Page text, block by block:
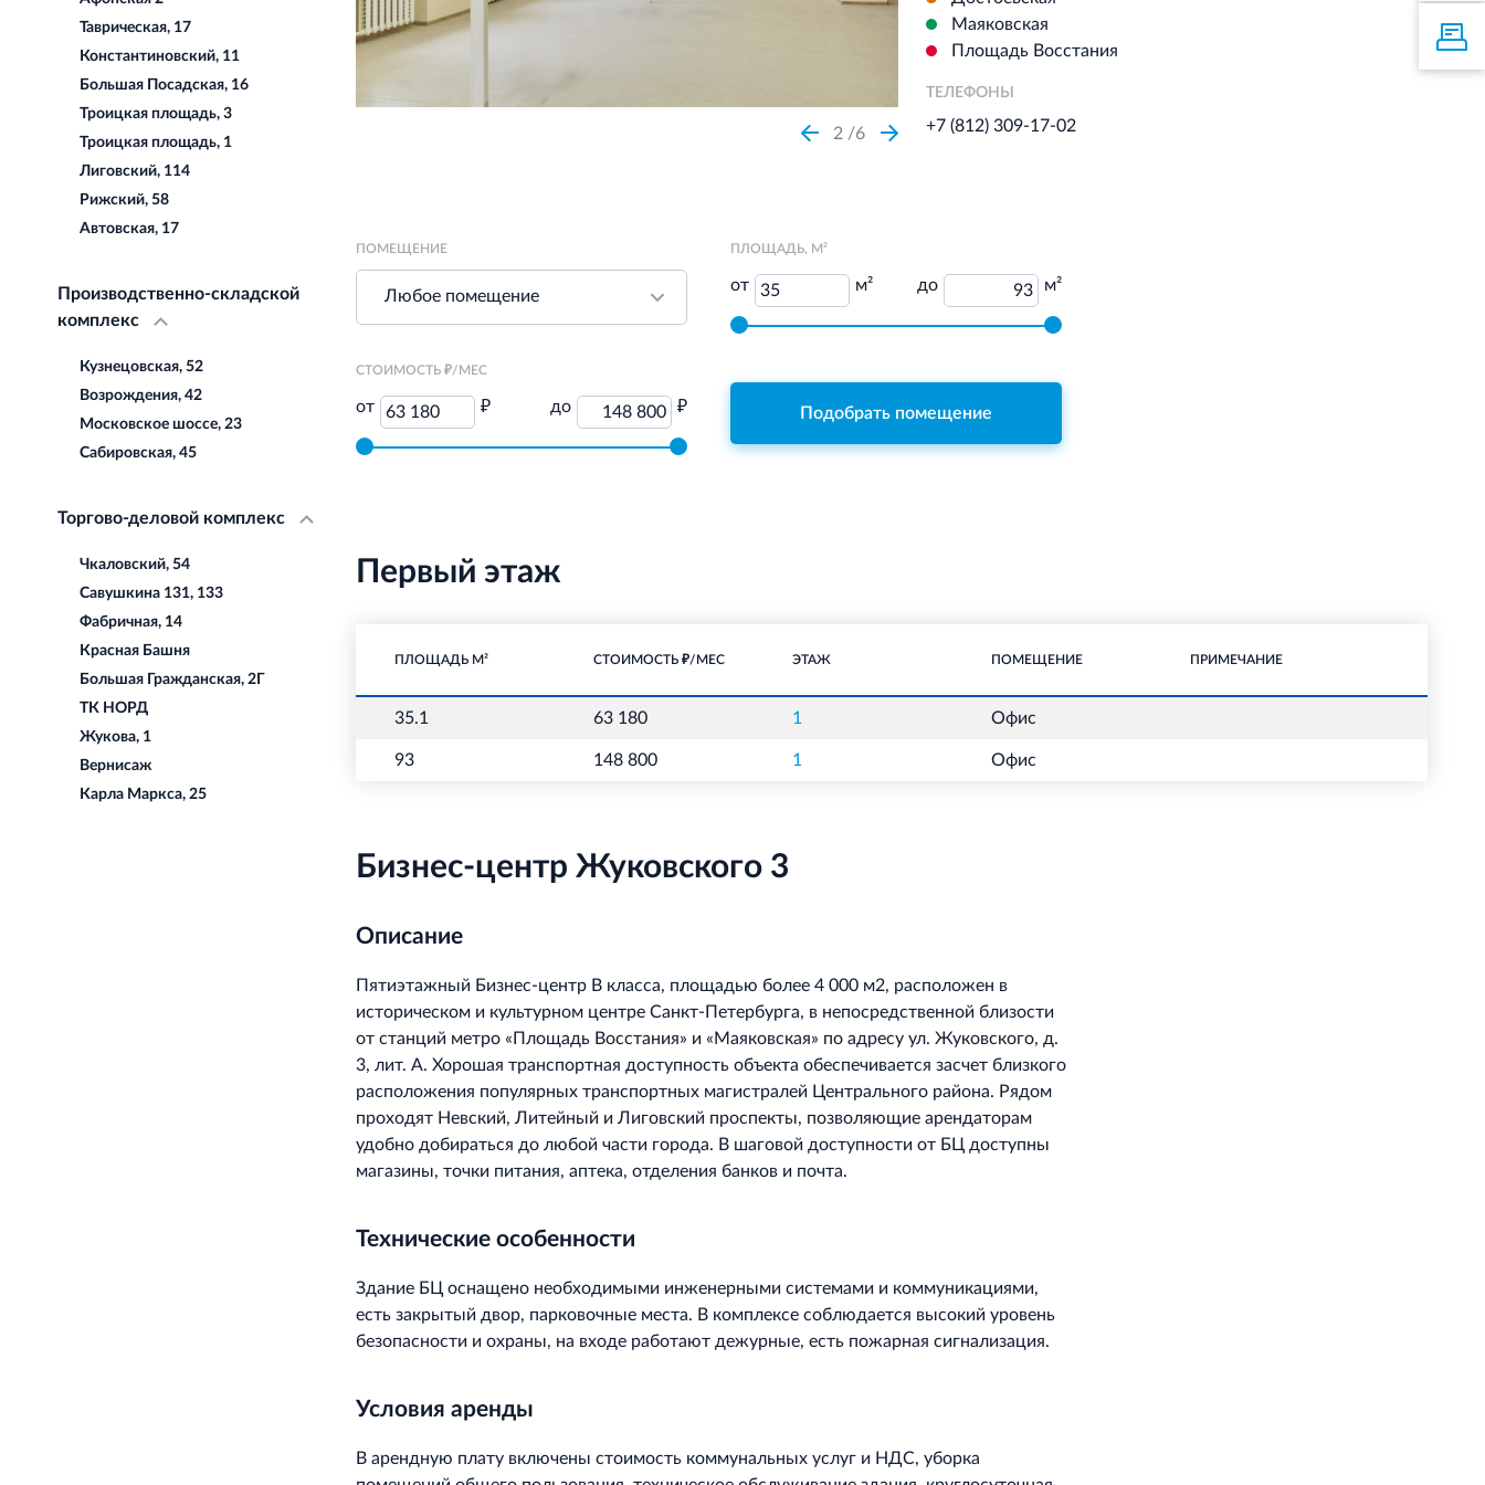
Таврическая, 17
Константиновский, 11
Большая Посадская, 16
Троицкая площадь, 3
Троицкая площадь, 1
Лиговский, 114
Рижский, 58
Автовская, 17
Производственно-складской
комплекс
Кузнецовская, 52
Возрождения, 42
Московское шоссе, 23
Сабировская, 45
Торгово-деловой комплекс
Чкаловский, 54
Савушкина 131, 133
Фабричная, 14
Красная Башня
Большая Гражданская, 2Г
ТК НОРД
Жукова, 1
Вернисаж
Карла Маркса, 25
2 6
Маяковская
Площадь Восстания
ТЕЛЕФОНЫ
+7 (812) 309-17-02
ПОМЕЩЕНИЕ ПЛОЩАДЬ, М²
от 35 м² до 93 м²
СТОИМОСТЬ ₽/МЕС
от 63 180 ₽ до 148 800 ₽ Подобрать помещение
Первый этаж
ПЛОЩАДЬ М² СТОИМОСТЬ ₽/МЕС ЭТАЖ ПОМЕЩЕНИЕ ПРИМЕЧАНИЕ
35.1 63 180 1 Офис
93 148 800 1 Офис
Бизнес-центр Жуковского 3
Описание
Пятиэтажный Бизнес-центр В класса, площадью более 4 000 м2, расположен в
историческом и культурном центре Санкт-Петербурга, в непосредственной близости
от станций метро «Площадь Восстания» и «Маяковская» по адресу ул. Жуковского, д.
3, лит. А. Хорошая транспортная доступность объекта обеспечивается засчет близкого
расположения популярных транспортных магистралей Центрального района. Рядом
проходят Невский, Литейный и Лиговский проспекты, позволяющие арендаторам
удобно добираться до любой части города. В шаговой доступности от БЦ доступны
магазины, точки питания, аптека, отделения банков и почта.
Технические особенности
Здание БЦ оснащено необходимыми инженерными системами и коммуникациями,
есть закрытый двор, парковочные места. В комплексе соблюдается высокий уровень
безопасности и охраны, на входе работают дежурные, есть пожарная сигнализация.
Условия аренды
В арендную плату включены стоимость коммунальных услуг и НДС, уборка